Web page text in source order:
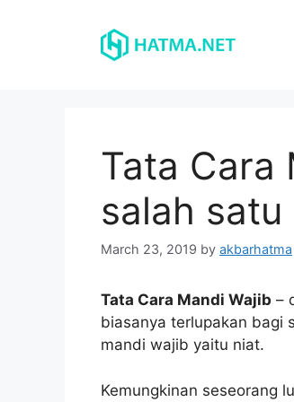
Tata Cara
salah
March 23, 2019 by akbarhatma
Tata Cara Mandi Wajib –
biasanya terlupakan bagi
mandi wajib yaitu niat.
Kemungkinan seseorang